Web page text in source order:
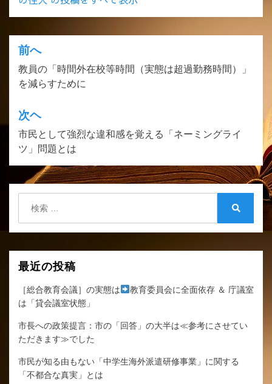
投
稿
ナ
ビ
ゲ
ー
シ
ョ
ン
前へ
教員の「時間外在校等時間（実態は超過勤務時間）」
を減らすために
次ヘ
市民として強烈な違和感を覚える「ネーミングライ
ツ」問題とは
最近の投稿
［総合教育会議］の実態は
教育委員会に全面依存 ＆ 庁議室
は「貸会議室状態」
市長への政策提言：市の「回答」の大半は≪参考にさせてい
ただきます≫でした
市民が知る由もない「中学生海外派遣研修事業」に関する
「不都合な真実」とは